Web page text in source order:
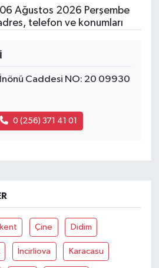
Ağustos 2026 Perşembe
telefon ve konumları
Caddesi NO: 20 09930
0 (256) 371 41 01
Çine Didim
İncirliova Karacasu